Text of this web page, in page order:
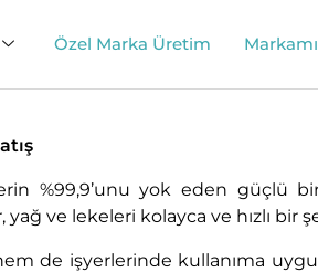
Özel Marka Üretim
%99,9’unu yok eden güçlü
ve lekeleri kolayca ve hızlı bir
de işyerlerinde kullanıma